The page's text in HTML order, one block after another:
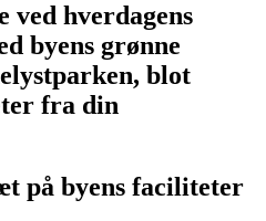
hverdagens
byens grønne
blot
fra din
på byens faciliteter